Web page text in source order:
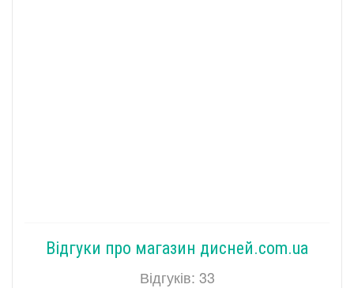
Відгуки про магазин дисней.com.ua
Відгуків: 33